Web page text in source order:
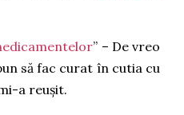
” – De vreo
să fac curat în cutia cu
a reușit.